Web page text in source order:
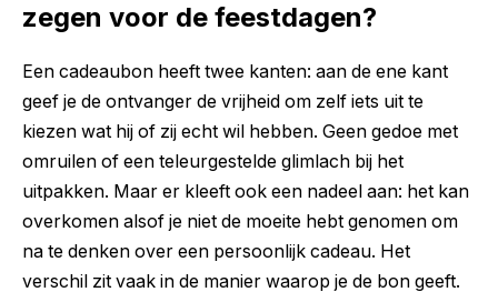
zegen voor de feestdagen?
Een cadeaubon heeft twee kanten: aan de ene kant
geef je de ontvanger de vrijheid om zelf iets uit te
kiezen wat hij of zij echt wil hebben. Geen gedoe met
omruilen of een teleurgestelde glimlach bij het
uitpakken. Maar er kleeft ook een nadeel aan: het kan
overkomen alsof je niet de moeite hebt genomen om
na te denken over een persoonlijk cadeau. Het
verschil zit vaak in de manier waarop je de bon geeft.